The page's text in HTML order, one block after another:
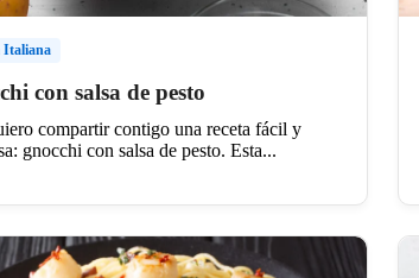
Italiana
con salsa de pesto
compartir contigo una receta fácil y
gnocchi con salsa de pesto. Esta...